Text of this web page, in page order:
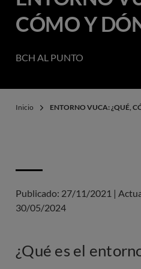
CÓMO Y
BCH AL PUNTO
Inicio ENTORNO VUCA: ¿QUÉ,
Publicado: 27/11/2021 |
30/05/2024
¿Qué es el